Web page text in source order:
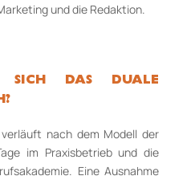
und die Redaktion.
SICH DAS DUALE
nach dem Modell der
im Praxisbetrieb und die
Eine Ausnahme